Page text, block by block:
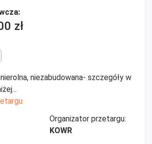
zł
niezabudowana- szczegóły w
Organizator przetargu:
KOWR